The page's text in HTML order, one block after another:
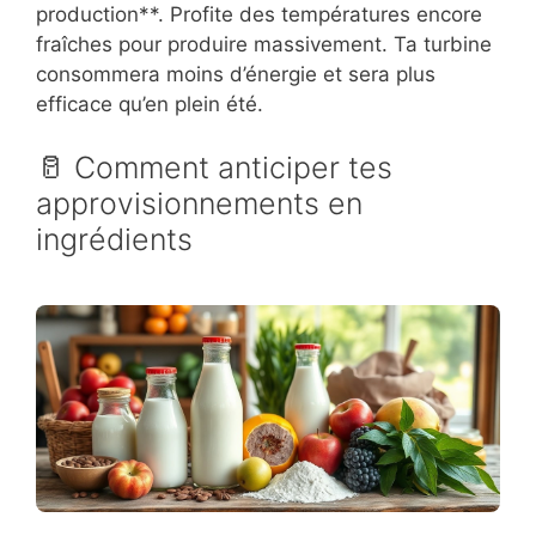
production**. Profite des températures encore
fraîches pour produire massivement. Ta turbine
consommera moins d’énergie et sera plus
efficace qu’en plein été.
🥛 Comment anticiper tes
approvisionnements en
ingrédients